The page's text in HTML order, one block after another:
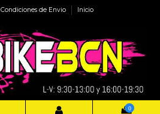
Condiciones de Envio Inicio
0